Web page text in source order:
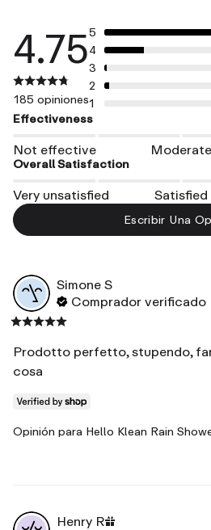
4.75
185 opiniones
5
4
3
2
1
Effectiveness
Not effective Moderate
Overall Satisfaction
Very unsatisfied Satisfied
Escribir Una
Simone S
Comprador verificado
Prodotto perfetto, stupendo,
cosa
Opinión para Hello Klean Rain
Henry R